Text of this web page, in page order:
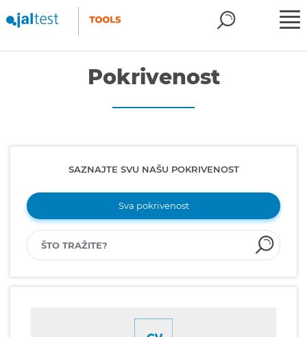
Pokrivenost
SAZNAJTE SVU NAŠU POKRIVENOST
Sva pokrivenost